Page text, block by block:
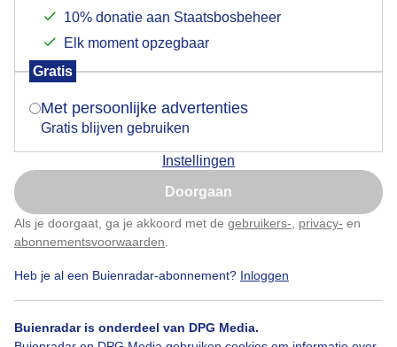
10% donatie aan Staatsbosbeheer
Elk moment opzegbaar
Gratis
Met persoonlijke advertenties
Gratis blijven gebruiken
Instellingen
Doorgaan
Als je doorgaat, ga je akkoord met de gebruikers- privacy- en
abonnementsvoorwaarden
Heb je al een Buienradar-abonnement? Inloggen
Buienradar is onderdeel van DPG Media.
Door: Adri Joosse Gemaakt: 11-06-2026, 30x bekeken
Bekijk slideshow
verschijnt er zo een pop-up uit je browser waarin
Is goed, toon de popup
Nu niet, misschien later
Klik hierom dit aan te passen